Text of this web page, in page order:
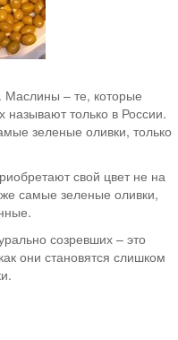
Маслины – те, которые
только в России.
зеленые оливки, только
свой цвет не на
самые зеленые оливки,
созревших – это
они становятся слишком